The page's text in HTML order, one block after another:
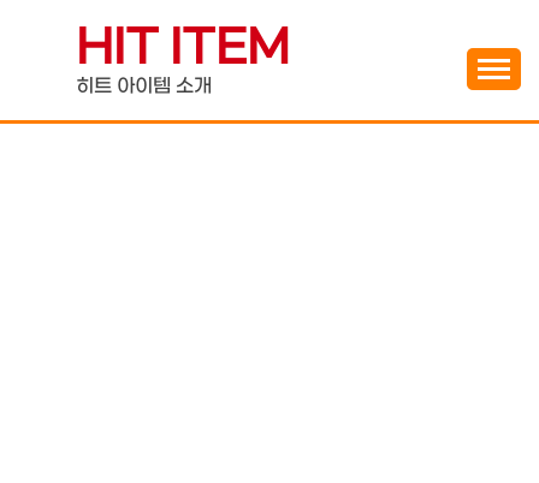
contentHIT ITEM
히트 아이템 소개